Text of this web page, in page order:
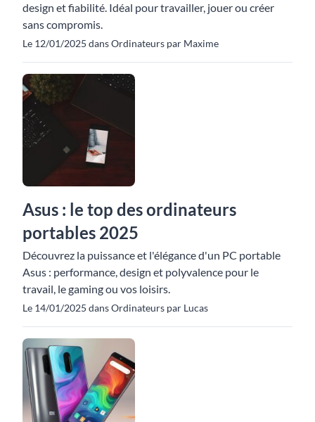
design et fiabilité. Idéal pour travailler, jouer ou créer
sans compromis.
Le 12/01/2025 dans Ordinateurs par Maxime
Asus : le top des ordinateurs
portables 2025
Découvrez la puissance et l'élégance d'un PC portable
Asus : performance, design et polyvalence pour le
travail, le gaming ou vos loisirs.
Le 14/01/2025 dans Ordinateurs par Lucas